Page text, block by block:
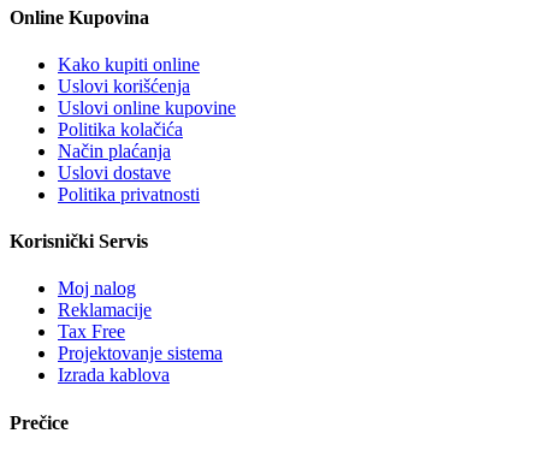
Online Kupovina
Kako kupiti online
Uslovi korišćenja
Uslovi online kupovine
Politika kolačića
Način plaćanja
Uslovi dostave
Politika privatnosti
Korisnički Servis
Moj nalog
Reklamacije
Tax Free
Projektovanje sistema
Izrada kablova
Prečice